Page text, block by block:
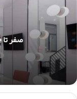
صفر تا ۱۰۰ مجوز سالن آرایشی در مشهد